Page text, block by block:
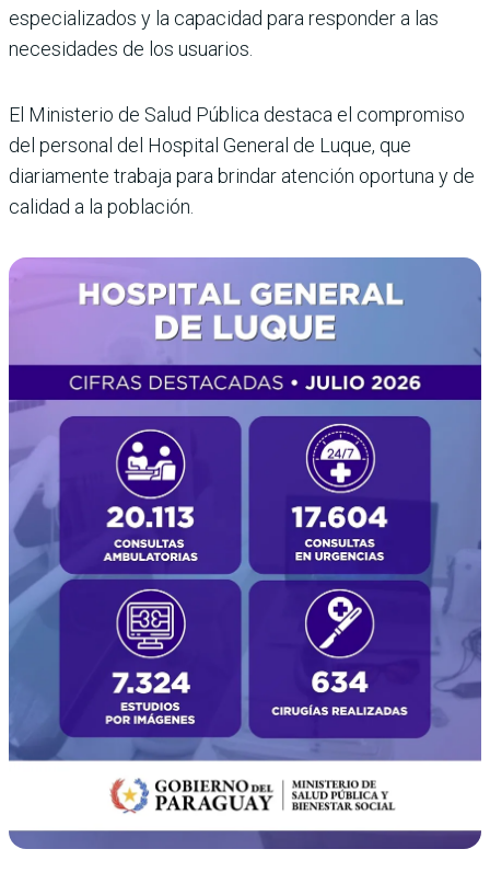
especializados y la capacidad para responder a las
necesidades de los usuarios.
El Ministerio de Salud Pública destaca el compromiso
del personal del Hospital General de Luque, que
diariamente trabaja para brindar atención oportuna y de
calidad a la población.